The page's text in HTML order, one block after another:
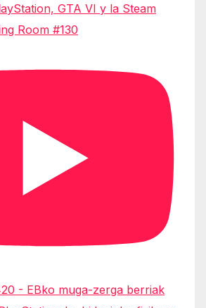
GTA VI y la Steam
Room #130
- EBko muga-zerga berriak